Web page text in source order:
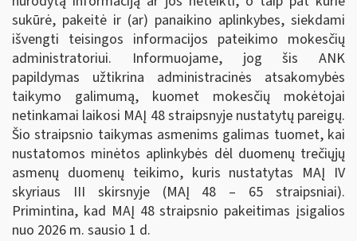
sukūrė, pakeitė ir (ar) panaikino aplinkybes, siekdami
išvengti teisingos informacijos pateikimo mokesčių
administratoriui. Informuojame, jog šis ANK
papildymas užtikrina administracinės atsakomybės
taikymo galimumą, kuomet mokesčių mokėtojai
netinkamai laikosi MAĮ 48 straipsnyje nustatytų pareigų.
Šio straipsnio taikymas asmenims galimas tuomet, kai
nustatomos minėtos aplinkybės dėl duomenų trečiųjų
asmenų duomenų teikimo, kuris nustatytas MAĮ IV
skyriaus III skirsnyje (MAĮ 48 – 65 straipsniai).
Primintina, kad MAĮ 48 straipsnio pakeitimas įsigalios
nuo 2026 m. sausio 1 d.